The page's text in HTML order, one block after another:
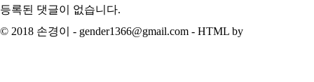
등록된 댓글이 없습니다.
© 2018 손경이 - gender1366@gmail.com - HTML by